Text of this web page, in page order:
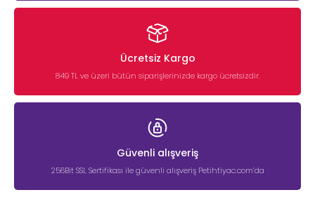
Ücretsiz Kargo
849 TL ve üzeri bütün siparişlerinizde kargo ücretsizdir.
Güvenli alışveriş
256Bit SSL Sertifikası ile güvenli alışveriş Petihtiyac.com’da